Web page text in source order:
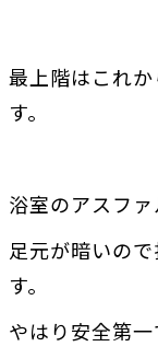
最上階はこれ
す。
浴室のアスファ
足元が暗いの
す。
やはり安全第一